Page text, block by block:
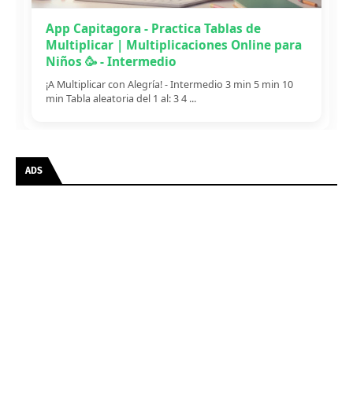
App Capitagora - Practica Tablas de
Multiplicar | Multiplicaciones Online para
Niños 🥳 - Intermedio
¡A Multiplicar con Alegría! - Intermedio 3 min 5 min 10
min Tabla aleatoria del 1 al: 3 4 ...
ADS